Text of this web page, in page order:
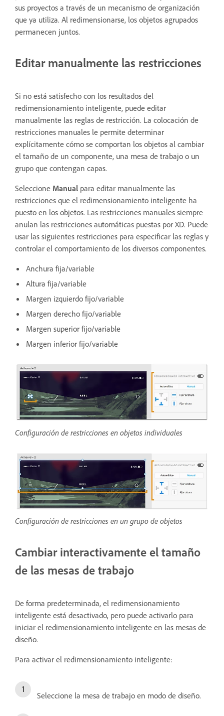
sus proyectos a través de un mecanismo de organización
que ya utiliza. Al redimensionarse, los objetos agrupados
permanecen juntos.
Editar manualmente las restricciones
Si no está satisfecho con los resultados del
redimensionamiento inteligente, puede editar
manualmente las reglas de restricción. La colocación de
restricciones manuales le permite determinar
explícitamente cómo se comportan los objetos al cambiar
el tamaño de un componente, una mesa de trabajo o un
grupo que contengan capas.
Seleccione Manual para editar manualmente las
restricciones que el redimensionamiento inteligente ha
puesto en los objetos. Las restricciones manuales siempre
anulan las restricciones automáticas puestas por XD. Puede
usar las siguientes restricciones para especificar las reglas y
controlar el comportamiento de los diversos componentes.
Anchura fija/variable
Altura fija/variable
Margen izquierdo fijo/variable
Margen derecho fijo/variable
Margen superior fijo/variable
Margen inferior fijo/variable
Configuración de restricciones en objetos individuales
Configuración de restricciones en un grupo de objetos
Cambiar interactivamente el tamaño
de las mesas de trabajo
De forma predeterminada, el redimensionamiento
inteligente está desactivado, pero puede activarlo para
iniciar el redimensionamiento inteligente en las mesas de
diseño.
Para activar el redimensionamiento inteligente:
Seleccione la mesa de trabajo en modo de diseño.